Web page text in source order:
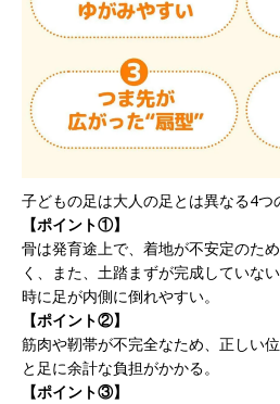
子どもの足は大人の足とは異なる4つ
【ポイント①】
骨は発育途上で、着地が不安定のた
く、また、土踏まずが完成していな
時に足が内側に倒れやすい。
【ポイント②】
筋肉や靭帯が不完全なため、正しい
と足に余計な負担がかかる。
【ポイント③】